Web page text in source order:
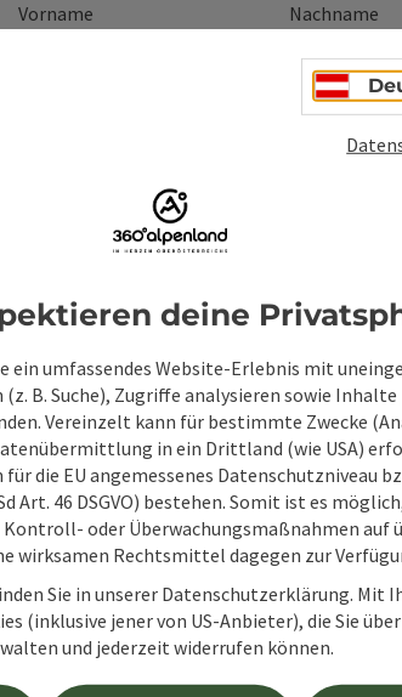
Vorname Nachname
Zum Schutz vor Spam wird Google
personenbezogene Daten (z. B. die IP-
Absenden des Formulars werden die
ist eine Kontaktaufnahme jederzeit per
Wenn Sie per Formular auf der Website oder
Ihre angegebenen Daten zwecks Bearbeitung
Anschlussfragen sechs Monate bei uns
Einwilligung weiter.
zur Datenschutzerklärung
deine
ein umfassendes Website-Erlebnis mit
B. Suche), Zugriffe analysieren sowie
Vereinzelt kann für bestimmte Zwecke
in ein Drittland (wie USA)
für die EU angemessenes Datenschutzniveau
Art. 46 DSGVO) bestehen. Somit ist es
Kontroll- oder Überwachungsmaßnahmen
wirksamen Rechtsmittel dagegen zur
Sie in unserer Datenschutzerklärung. Mit
(inklusive jener von US-Anbieter), die Sie
und jederzeit widerrufen können.